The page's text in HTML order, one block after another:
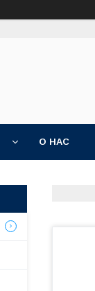
О НАС